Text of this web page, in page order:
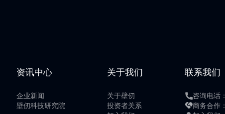
资讯中心
企业新闻
壁仞科技研究院
关于我们
关于壁仞
投资者关系
联系我们
咨询电话：
商务合作：